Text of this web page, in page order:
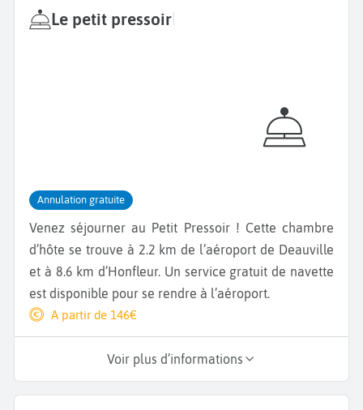
Le petit pressoir
Annulation gratuite
Venez séjourner au Petit Pressoir ! Cette chambre
d’hôte se trouve à 2.2 km de l’aéroport de Deauville
et à 8.6 km d’Honfleur. Un service gratuit de navette
est disponible pour se rendre à l’aéroport.
A partir de 146€
Voir plus d’informations